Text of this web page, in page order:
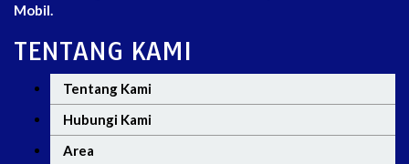
Mobil.
TENTANG KAMI
Tentang Kami
Hubungi Kami
Area